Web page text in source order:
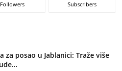
Followers Subscribers
za posao u Jablanici: Traže više